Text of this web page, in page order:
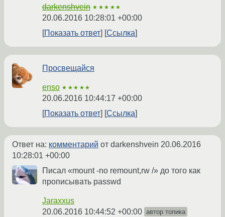
darkenshvein ★★★★★
20.06.2016 10:28:01 +00:00
Показать ответ
Ссылка
Просвещайся
enso ★★★★★
20.06.2016 10:44:17 +00:00
Показать ответ
Ссылка
Ответ на: комментарий от darkenshvein 20.06.2016
10:28:01 +00:00
Писал «mount -no remount,rw /» до того как
прописывать passwd
Jaraxxus
20.06.2016 10:44:52 +00:00 автор топика